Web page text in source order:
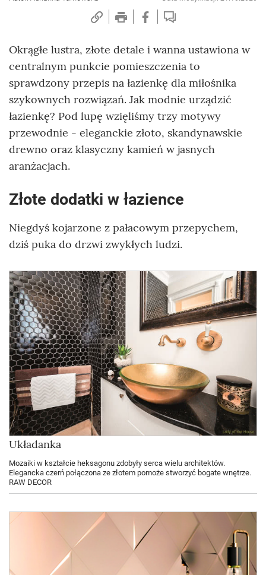
Okrągłe lustra, złote detale i wanna ustawiona w
centralnym punkcie pomieszczenia to
sprawdzony przepis na łazienkę dla miłośnika
szykownych rozwiązań. Jak modnie urządzić
łazienkę? Pod lupę wzięliśmy trzy motywy
przewodnie - eleganckie złoto, skandynawskie
drewno oraz klasyczny kamień w jasnych
aranżacjach.
Złote dodatki w łazience
Niegdyś kojarzone z pałacowym przepychem,
dziś puka do drzwi zwykłych ludzi.
Układanka
Mozaiki w kształcie heksagonu zdobyły serca wielu architektów.
Elegancka czerń połączona ze złotem pomoże stworzyć bogate wnętrze.
RAW DECOR